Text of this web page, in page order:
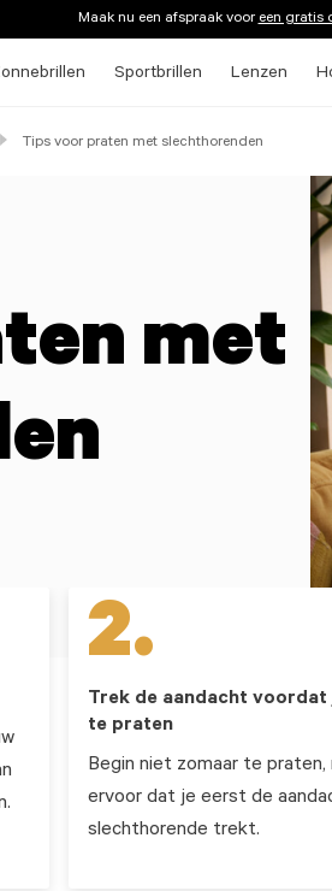
Maak nu een afspraak vooreen gratis
Sportbrillen Lenzen
Tips voor praten met slechthorenden
met
2.
Trek de aandacht voordat
te praten
Begin niet zomaar te praten,
ervoor dat je eerst de
slechthorende trekt.